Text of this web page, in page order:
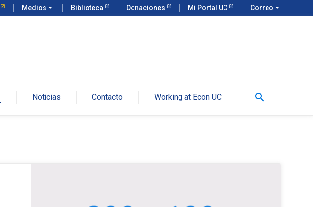
Medios arrow_drop_down Biblioteca Donaciones Mi Portal UC Correo arrow_drop_down
Noticias Contacto Working at Econ UC search